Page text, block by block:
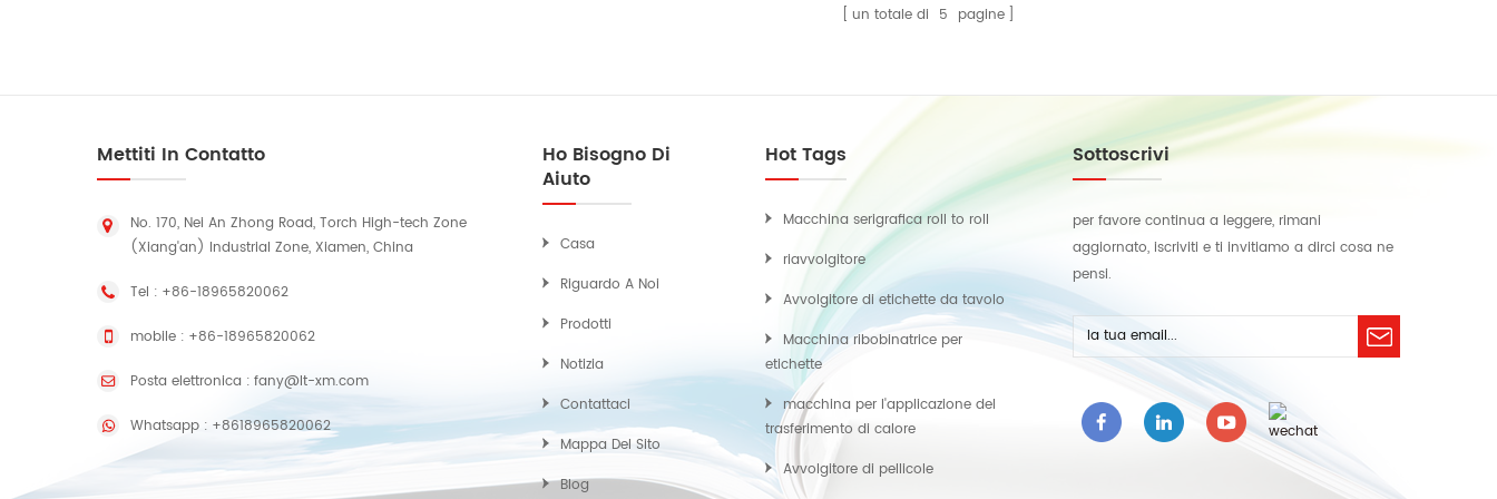
un totale di 5 pagine
Mettiti In Contatto
No. 170, Nei An Zhong Road, Torch High-tech Zone
(Xiang'an) Industrial Zone, Xiamen, China
Tel : +86-18965820062
mobile : +86-18965820062
Posta elettronica : fany@lt-xm.com
Whatsapp : +8618965820062
Ho Bisogno Di
Aiuto
Casa
Riguardo A Noi
Prodotti
Notizia
Contattaci
Mappa Del Sito
Blog
Hot Tags
Macchina serigrafica roll to roll
riavvolgitore
Avvolgitore di etichette da tavolo
Macchina ribobinatrice per
etichette
macchina per l'applicazione del
trasferimento di calore
Avvolgitore di pellicole
Sottoscrivi
per favore continua a leggere, rimani
aggiornato, iscriviti e ti invitiamo a dirci cosa ne
pensi.